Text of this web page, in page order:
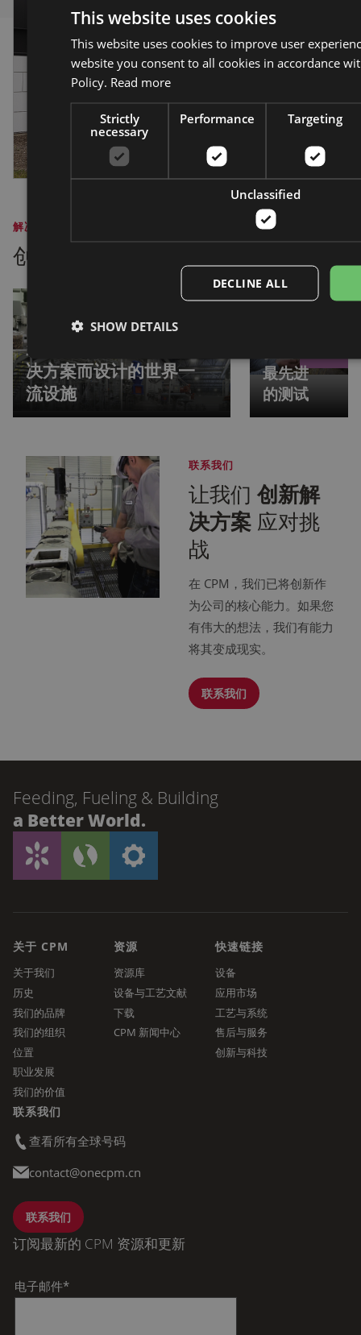
责任公司 (KED) 最近进行的一项战略股权投资支
户提供价值。
解决方案聚焦
创新中心
CPM 的 Crown 全球创
新中心：专为商业化解
决方案而设计的世界一
流设施
CPM
最先进
的测试
联系我们
让我们 创新解
决方案 应对挑
战
在 CPM，我们已将创新作
为公司的核心能力。如果您
有伟大的想法，我们有能力
将其变成现实。
联系我们
Feeding, Fueling & Building
a Better World.
关于 CPM
关于我们
历史
我们的品牌
我们的组织
位置
职业发展
我们的价值
资源
资源库
设备与工艺文献
下载
CPM 新闻中心
快速链接
设备
应用市场
工艺与系统
售后与服务
创新与科技
联系我们
查看所有全球号码
contact@onecpm.cn
联系我们
订阅最新的 CPM 资源和更新
电子邮件*
This website uses cookies
This website uses cookies to improve user
website you consent to all cookies in accordance
Policy. Read more
Strictly
necessary
Performance Targeting
Unclassified
DECLINE ALL
SHOW DETAILS